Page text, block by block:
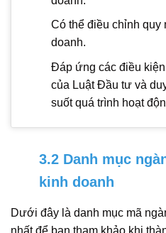
Có thể điều chỉnh quy
doanh.
Đáp ứng các điều
của Luật Đầu tư và
suốt quá trình hoạt
3.2 Danh mục
kinh doanh
Dưới đây là danh mục mã